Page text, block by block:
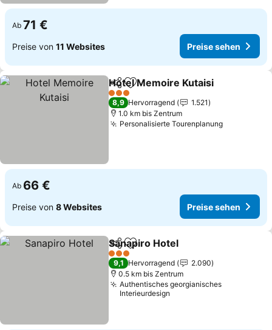
Ab 71 €
Preise von 11 Websites Preise sehen
TeilenZu Favoriten hinzufügen
Hotel Memoire Kutaisi
3 Sterne
8,9 Hervorragend
1.521
1.0 km bis Zentrum
Personalisierte Tourenplanung
Ab 66 €
Preise von 8 Websites Preise sehen
TeilenZu Favoriten hinzufügen
Sanapiro Hotel
3 Sterne
9,1 Hervorragend
2.090
0.5 km bis Zentrum
Authentisches georgianisches
Interieurdesign